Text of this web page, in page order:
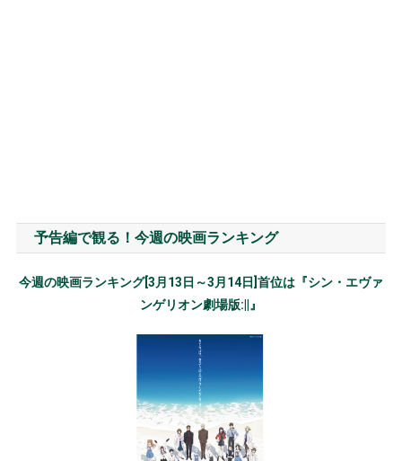
予告編で観る！今週の映画ランキング
今週の映画ランキング[3月13日～3月14日]首位は『シン・エヴァ
ンゲリオン劇場版:||』